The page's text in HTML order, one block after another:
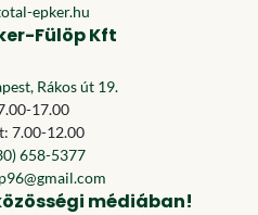
epker.hu
Fülöp Kft
Rákos út 19.
17.00
7.00-12.00
658-5377
médiában!